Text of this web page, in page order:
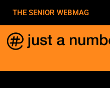
THE SENIOR WEBMAG